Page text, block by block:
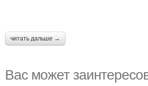
читать дальше →
Вас может